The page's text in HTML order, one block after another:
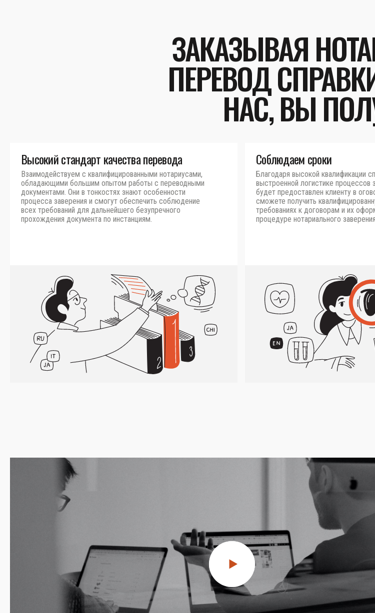
ЗАКАЗЫВАЯ
ПЕРЕВОД
НАС, ВЫ
Высокий стандарт качества перевода
Взаимодействуем с квалифицированными нотариусами,
обладающими большим опытом работы с переводными
документами. Они в тонкостях знают особенности
процесса заверения и смогут обеспечить соблюдение
всех требований для дальнейшего безупречного
прохождения документа по инстанциям.
Соблюдаем сроки
Благодаря высокой квалификации
выстроенной логистике процессов
будет предоставлен клиенту в
сможете получить
требованиях к договорам и их
процедуре нотариального